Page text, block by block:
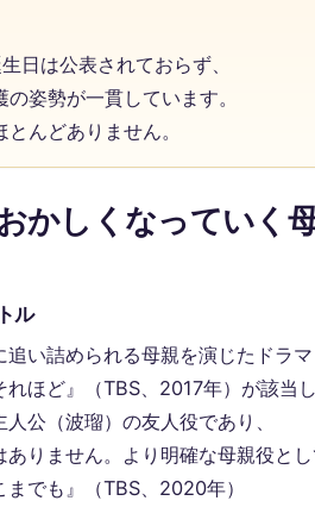
日は公表されておらず、
姿勢が一貫しています。
んどありません。
かしくなっていく
ル
追い詰められる母親を演じたドラ
れほど』（TBS、2017年）が該当
公（波瑠）の友人役であり、
ありません。より明確な母親役と
までも』（TBS、2020年）